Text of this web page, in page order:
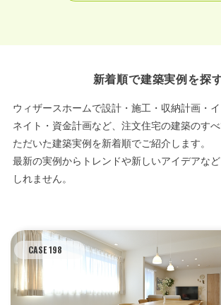
新着順で建築実例を探
ウィザースホームで設計・施工・収納計画・
ネイト・資金計画など、注文住宅の建築のす
ただいた建築実例を新着順でご紹介します。
最新の実例からトレンドや新しいアイデアな
しれません。
CASE 198